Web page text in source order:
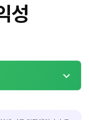
성